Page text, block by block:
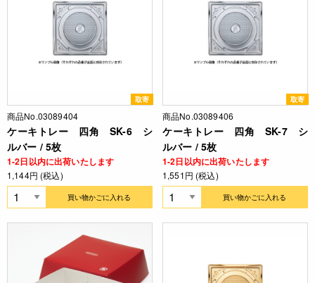
取寄
商品No.03089404
ケーキトレー 四角 SK-6 シ
ルバー / 5枚
1-2日以内に出荷いたします
1,144円 (税込)
買い物かごに入れる
取寄
商品No.03089406
ケーキトレー 四角 SK-7 シ
ルバー / 5枚
1-2日以内に出荷いたします
1,551円 (税込)
買い物かごに入れる